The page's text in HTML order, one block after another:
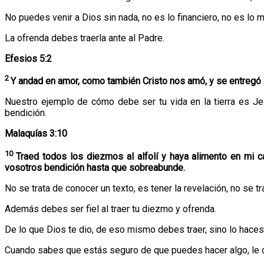
No puedes venir a Dios sin nada, no es lo financiero, no es lo
La ofrenda debes traerla ante al Padre.
Efesios 5:2
2Y andad en amor, como también Cristo nos amó, y se
Nuestro ejemplo de cómo debe ser tu vida en la tierra es
bendición.
Malaquías 3:10
10 Traed todos los diezmos al alfolí y haya alimento en mi
vosotros bendición hasta que sobreabunde.
No se trata de conocer un texto, es tener la revelación, no se
Además debes ser fiel al traer tu diezmo y ofrenda.
De lo que Dios te dio, de eso mismo debes traer, sino lo
Cuando sabes que estás seguro de que puedes hacer algo,